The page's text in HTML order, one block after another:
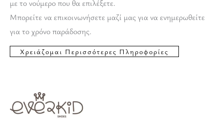
με το νούμερο που θα επιλέξετε.
Μπορείτε να επικοινωνήσετε μαζί μας για να ενημερωθείτε
για το χρόνο παράδοσης.